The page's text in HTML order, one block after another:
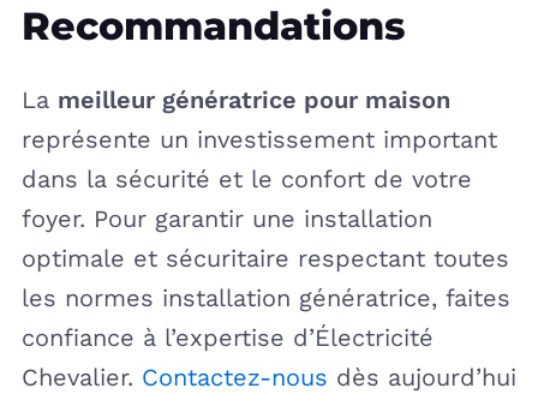
Recommandations
La meilleur génératrice pour maison
représente un investissement important
dans la sécurité et le confort de votre
foyer. Pour garantir une installation
optimale et sécuritaire respectant toutes
les normes installation génératrice, faites
confiance à l’expertise d’Électricité
Chevalier. Contactez-nous dès aujourd’hui